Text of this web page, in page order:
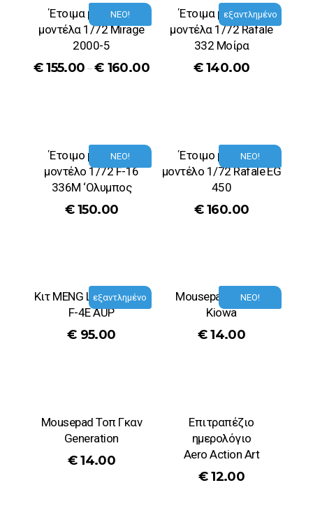
ΝΕΟ!
Έτοιμα μεταλικά
μοντέλα 1/72 Mirage
2000-5
€ 155.00 –€ 160.00
εξαντλημένο
Έτοιμα μεταλικά
μοντέλα 1/72 Rafale
332 Μοίρα
€ 140.00
ΝΕΟ!
Έτοιμο μεταλικό
μοντέλο 1/72 F-16
336M ‘Ολυμπος
€ 150.00
ΝΕΟ!
Έτοιμο μεταλικό
μοντέλο 1/72 Rafale EG
450
€ 160.00
εξαντλημένο
Κιτ MENG LS-021 1/48
F-4E AUP
€ 95.00
ΝΕΟ!
Mousepad Apache
Kiowa
€ 14.00
Mousepad Τοπ Γκαν
Generation
€ 14.00
Επιτραπέζιο
ημερολόγιο
Aero Action Art
€ 12.00